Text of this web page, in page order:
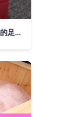
足浴沙发价格揭秘 为什么选择河南远见家具的足浴沙发更划算？